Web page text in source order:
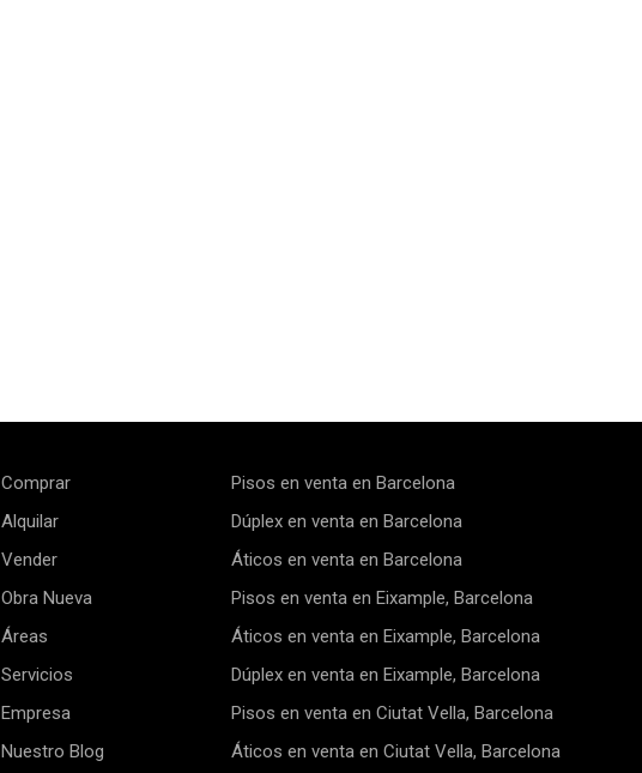
Comprar
Alquilar
Vender
Obra Nueva
Áreas
Servicios
Empresa
Nuestro Blog
Pisos en venta en Barcelona
Dúplex en venta en Barcelona
Áticos en venta en Barcelona
Pisos en venta en Eixample, Barcelona
Áticos en venta en Eixample, Barcelona
Dúplex en venta en Eixample, Barcelona
Pisos en venta en Ciutat Vella, Barcelona
Áticos en venta en Ciutat Vella, Barcelona